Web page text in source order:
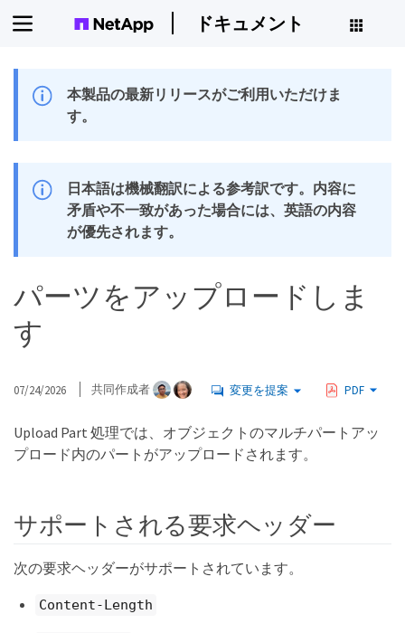
ドキュメント
本製品の最新リリースがご利用いただけま
す。
日本語は機械翻訳による参考訳です。内容に
矛盾や不一致があった場合には、英語の内容
が優先されます。
パーツをアップロードしま
す
07/24/2026 共同作成者 変更を提案 PDF
Upload Part 処理では、オブジェクトのマルチパートアッ
プロード内のパートがアップロードされます。
サポートされる要求ヘッダー
次の要求ヘッダーがサポートされています。
Content-Length